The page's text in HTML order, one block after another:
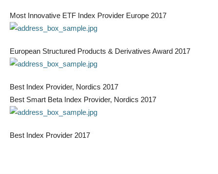
Most Innovative ETF Index Provider Europe 2017
European Structured Products & Derivatives Award 2017
Best Index Provider, Nordics 2017
Best Smart Beta Index Provider, Nordics 2017
Best Index Provider 2017